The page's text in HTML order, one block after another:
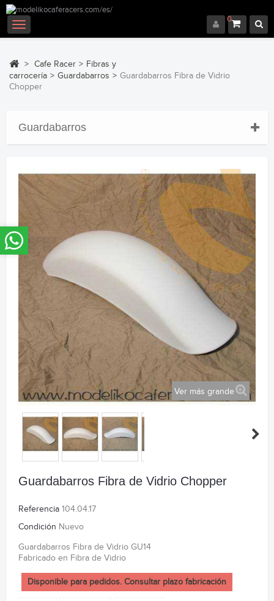
0
Navegación
Toggle
> Cafe Racer > Fibras y
carrocería > Guardabarros > Guardabarros Fibra de Vidrio
Chopper
Guardabarros
Ver más grande
Guardabarros Fibra de Vidrio Chopper
Referencia 104.04.17
Condición Nuevo
Guardabarros Fibra de Vidrio GU14
Fabricado en Fibra de Vidrio
Disponible para pedidos. Consultar plazo fabricación